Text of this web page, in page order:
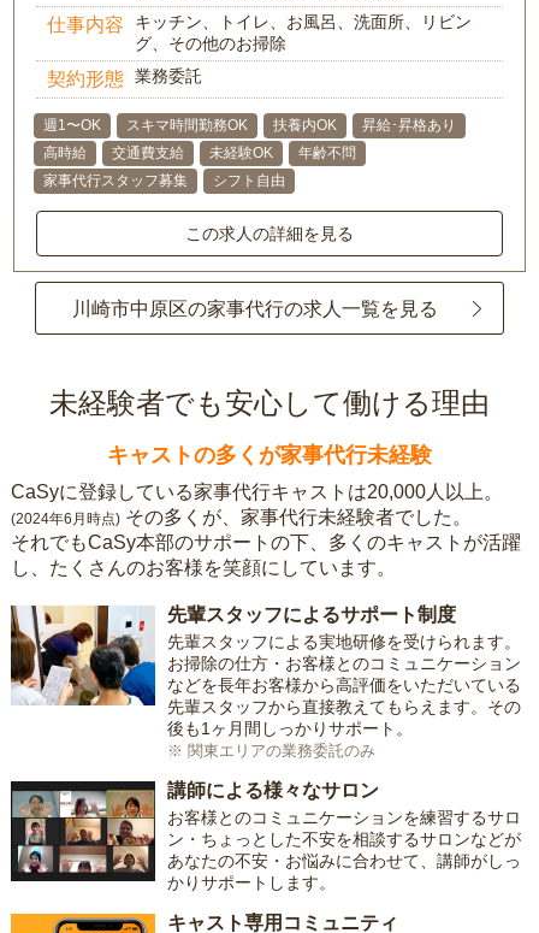
仕事内容
キッチン、トイレ、お風呂、洗面所、リビン
グ、その他のお掃除
契約形態 業務委託
週1〜OK スキマ時間勤務OK 扶養内OK
昇給･昇格あり
高時給
交通費支給 未経験OK
年齢不問
家事代行スタッフ募集
シフト自由
この求人の詳細を見る
川崎市中原区の家事代行の求人一覧を見る
未経験者でも安心して働ける理由
キャストの多くが家事代行未経験
CaSyに登録している家事代行キャストは20,000人以上。
(2024年6月時点) その多くが、家事代行未経験者でした。
それでもCaSy本部のサポートの下、多くのキャストが活躍
し、たくさんのお客様を笑顔にしています。
先輩スタッフによるサポート制度
先輩スタッフによる実地研修を受けられます。
お掃除の仕方・お客様とのコミュニケーション
などを長年お客様から高評価をいただいている
先輩スタッフから直接教えてもらえます。その
後も1ヶ月間しっかりサポート。
※ 関東エリアの業務委託のみ
講師による様々なサロン
お客様とのコミュニケーションを練習するサロ
ン・ちょっとした不安を相談するサロンなどが
あなたの不安・お悩みに合わせて、講師がしっ
かりサポートします。
キャスト専用コミュニティ